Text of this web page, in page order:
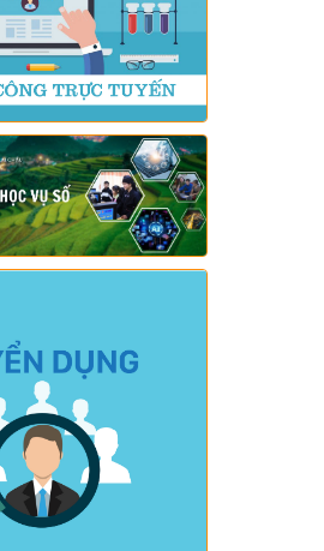
08/2026)
VP
thực hiện Nghị định
CP và Nghị định số
của Chính phủ về tiết
phí.)
08/2026) -Ngày hiệu
UBND
08/2026) -Ngày hiệu
UBND
Tổ chức Hội nghị tổng
2026, triển khai
2026-2027)
08/2026)